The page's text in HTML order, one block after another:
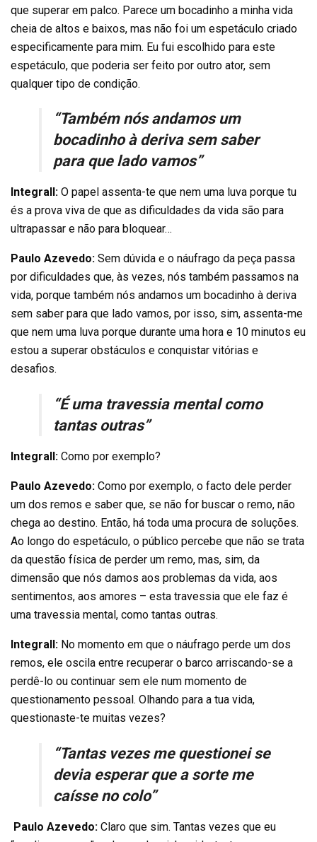
que superar em palco. Parece um bocadinho a minha vida
cheia de altos e baixos, mas não foi um espetáculo criado
especificamente para mim. Eu fui escolhido para este
espetáculo, que poderia ser feito por outro ator, sem
qualquer tipo de condição.
“Também nós andamos um
bocadinho à deriva sem saber
para que lado vamos”
Integrall: O papel assenta-te que nem uma luva porque tu
és a prova viva de que as dificuldades da vida são para
ultrapassar e não para bloquear…
Paulo Azevedo: Sem dúvida e o náufrago da peça passa
por dificuldades que, às vezes, nós também passamos na
vida, porque também nós andamos um bocadinho à deriva
sem saber para que lado vamos, por isso, sim, assenta-me
que nem uma luva porque durante uma hora e 10 minutos eu
estou a superar obstáculos e conquistar vitórias e
desafios.
“É uma travessia mental como
tantas outras”
Integrall: Como por exemplo?
Paulo Azevedo: Como por exemplo, o facto dele perder
um dos remos e saber que, se não for buscar o remo, não
chega ao destino. Então, há toda uma procura de soluções.
Ao longo do espetáculo, o público percebe que não se trata
da questão física de perder um remo, mas, sim, da
dimensão que nós damos aos problemas da vida, aos
sentimentos, aos amores – esta travessia que ele faz é
uma travessia mental, como tantas outras.
Integrall: No momento em que o náufrago perde um dos
remos, ele oscila entre recuperar o barco arriscando-se a
perdê-lo ou continuar sem ele num momento de
questionamento pessoal. Olhando para a tua vida,
questionaste-te muitas vezes?
“Tantas vezes me questionei se
devia esperar que a sorte me
caísse no colo”
Paulo Azevedo: Claro que sim. Tantas vezes que eu